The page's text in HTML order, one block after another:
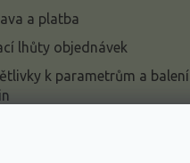
a platba
lhůty objednávek
k parametrům a balení